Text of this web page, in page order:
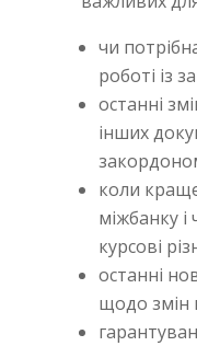
чи
роботі із
останні
інших
коли
міжбанку
курсові
останні
щодо змін